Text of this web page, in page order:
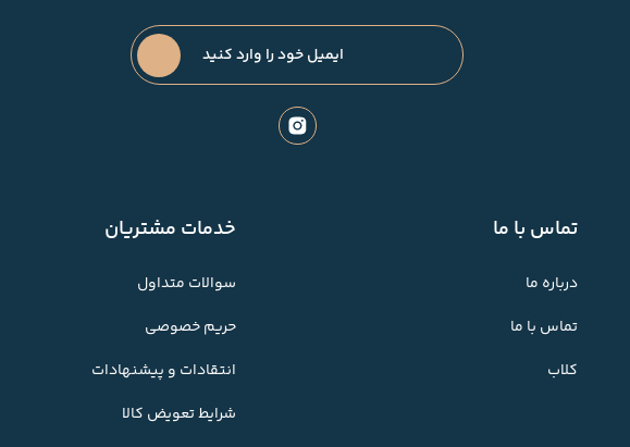
تماس با ما
درباره ما
تماس با ما
کلاب
خدمات مشتریان
سوالات متداول
حریم خصوصی
انتقادات و پیشنهادات
شرایط تعویض کالا